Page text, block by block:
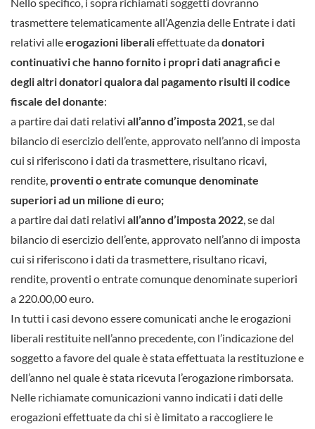
trasmettere telematicamente all’Agenzia delle Entrate i dati
relativi alleerogazioni liberalieffettuate dadonatori
continuativiche hanno fornito i propri dati anagrafici e
degli altri donatori qualora dal pagamento risulti il codice
fiscale del donante:
a partire dai dati relativi all’anno d’imposta 2021, se dal
bilancio di esercizio dell’ente, approvato nell’anno di imposta
cui si riferiscono i dati da trasmettere, risultano ricavi,
rendite, proventi o entrate comunque denominate
superiori ad un milione di euro;
a partire dai dati relativi all’anno d’imposta 2022, se dal
bilancio di esercizio dell’ente, approvato nell’anno di imposta
cui si riferiscono i dati da trasmettere, risultano ricavi,
rendite, proventi o entrate comunque denominate superiori
a 220.00,00 euro.
In tutti i casi devono essere comunicati anche le erogazioni
liberali restituite nell’anno precedente, con l’indicazione del
soggetto a favore del quale è stata effettuata la restituzione e
dell’anno nel quale è stata ricevuta l’erogazione rimborsata.
Nelle richiamate comunicazioni vanno indicati i dati delle
erogazioni effettuate da chi si è limitato a raccogliere le